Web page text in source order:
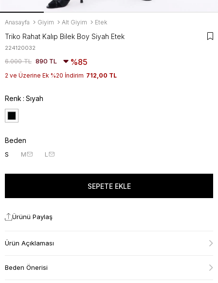
Anasayfa Giyim Alt Giyim Etek
Triko Rahat Kalıp Bilek Boy Siyah Etek
224120032
6.000 TL 890 TL 85
2 ve Üzerine Ek %20 İndirim 712,00 TL
Renk Sıyah
Beden
S M L
Ürünü Paylaş
Ürün Açıklaması
Beden Önerisi